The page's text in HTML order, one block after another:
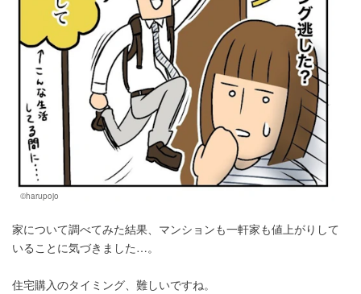
©harupojo
家について調べてみた結果、マンションも一軒家も値上がりして
いることに気づきました…。
住宅購入のタイミング、難しいですね。